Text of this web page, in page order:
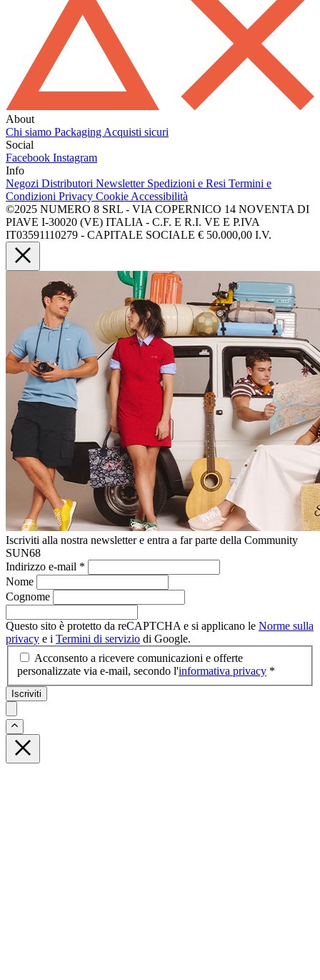
About
Chi siamo Packaging Acquisti sicuri
Social
Facebook Instagram
Info
Negozi Distributori Newsletter Spedizioni e Resi Termini e
Condizioni Privacy Cookie Accessibilità
©2025 NUMERO 8 SRL - VIA COPERNICO 14 NOVENTA DI
PIAVE I-30020 (VE) ITALIA - C.F. E R.I. VE E P.IVA
IT03591110279 - CAPITALE SOCIALE € 50.000,00 I.V.
Iscriviti alla nostra newsletter e entra a far parte della Community
SUN68
Indirizzo e-mail *
Nome
Cognome
Questo sito è protetto da reCAPTCHA e si applicano le Norme sulla
privacy e i Termini di servizio di Google.
Acconsento a ricevere comunicazioni e offerte
personalizzate via e-mail, secondo l'informativa privacy *
Iscriviti